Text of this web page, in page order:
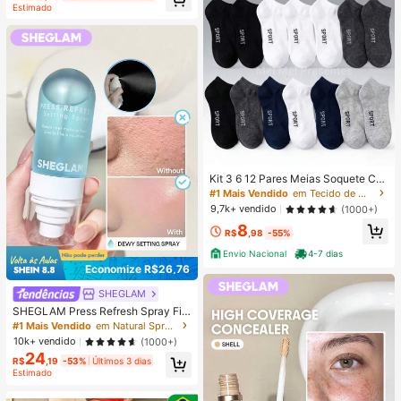
Estimado
Economize R$26,76
SHEGLAM
SHEGLAM Press Refresh Spray Fix
ador Marca De Beleza CosméTicos
Maquiagem Para Mulheres E Menin
as
#1 Mais Vendido
em Natural Spray de fixação
10k+ vendido
(1000+)
R$24,19 -53% Últimos 3 dias
Estimado
Kit 3 6 12 Pares Meias Soquete Ca
no Curto Unissex Multicolorido 40-
46
#1 Mais Vendido
em Tecido de malha Meias masculinas até o tornozel
9,7k+ vendido
(1000+)
R$8,98 -55%
Envio Nacional
4-7 dias